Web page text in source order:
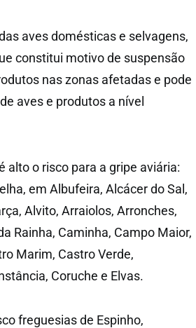
aves domésticas e selvagens,
constitui motivo de suspensão
nas zonas afetadas e pode
aves e produtos a nível
alto o risco para a gripe aviária:
em Albufeira, Alcácer do Sal,
Alvito, Arraiolos, Arronches,
Rainha, Caminha, Campo Maior,
Marim, Castro Verde,
Coruche e Elvas.
freguesias de Espinho,